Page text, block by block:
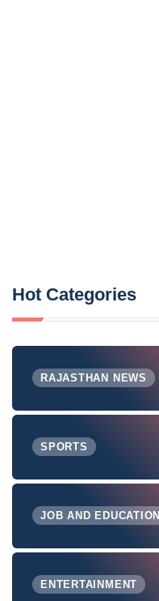
Hot Categories
RAJASTHAN NEWS
SPORTS
JOB AND EDUCATION
ENTERTAINMENT